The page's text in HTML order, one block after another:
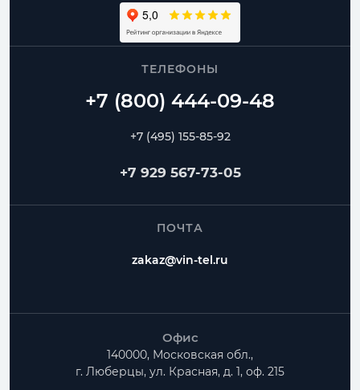
ТЕЛЕФОНЫ
+7 (495) 155-85-92
+7 929 567-73-05
ПОЧТА
zakaz@vin-tel.ru
Офис
140000, Московская обл.,
г. Люберцы, ул. Красная, д. 1, оф. 215